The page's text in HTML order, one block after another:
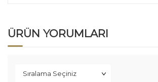
ÜRÜN YORUMLARI